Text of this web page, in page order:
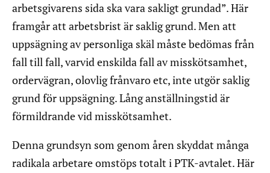
arbetsgivarens sida ska vara sakligt grundad”. Här
framgår att arbetsbrist är saklig grund. Men att
uppsägning av personliga skäl måste bedömas från
fall till fall, varvid enskilda fall av misskötsamhet,
ordervägran, olovlig frånvaro etc, inte utgör saklig
grund för uppsägning. Lång anställningstid är
förmildrande vid misskötsamhet.
Denna grundsyn som genom åren skyddat många
radikala arbetare omstöps totalt i PTK-avtalet. Här